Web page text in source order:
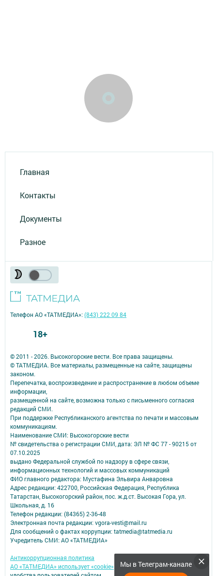
Главная
Контакты
Документы
Разное
Мы в Телеграм-канале
© 2011 - 2026. Высокогорские вести. Все права защищены.
© ТАТМЕДИА. Все материалы, размещенные на сайте, защищены
законом.
Перепечатка, воспроизведение и распространение в любом объеме
информации,
размещенной на сайте, возможна только с письменного согласия
редакций СМИ.
При поддержке Республиканского агентства по печати и массовым
коммуникациям.
Наименование СМИ: Высокогорские вести
№ свидетельства о регистрации СМИ, дата: ЭЛ № ФС 77 - 90215 от
07.10.2025
выдано Федеральной службой по надзору в сфере связи,
информационных технологий и массовых коммуникаций
ФИО главного редактора: Мустафина Эльвира Анваровна
Адрес редакции: 422700, Российская Федерация, Республика
Татарстан, Высокогорский район, пос. ж.д.ст. Высокая Гора, ул.
Школьная, д. 16
Телефон редакции: (84365) 2-36-48
Электронная почта редакции: vgora-vesti@mail.ru
Для сообщений о фактах коррупции: tatmedia@tatmedia.ru
Учредитель СМИ: АО «ТАТМЕДИА»
Антикоррупционная политика
АО «ТАТМЕДИА» использует «cookie» для персонализации сервисов и
Телефон АО «ТАТМЕДИА»:(843) 222 09 84
18+